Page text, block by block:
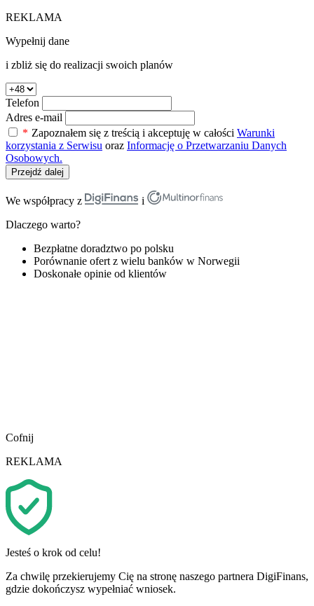
REKLAMA
Wypełnij dane
i zbliż się do realizacji swoich planów
Telefon
Adres e-mail
* Zapoznałem się z treścią i akceptuję w całości Warunki
korzystania z Serwisu oraz Informację o Przetwarzaniu Danych
Osobowych.
Przejdź dalej
We współpracy z
i
Dlaczego warto?
Bezpłatne doradztwo po polsku
Porównanie ofert z wielu banków w Norwegii
Doskonałe opinie od klientów
Cofnij
REKLAMA
Jesteś o krok od celu!
Za chwilę przekierujemy Cię na stronę naszego partnera DigiFinans,
gdzie dokończysz wypełniać wniosek.